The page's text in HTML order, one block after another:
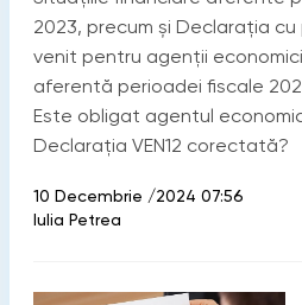
2023, precum și Declarația
venit pentru agenţii economici
aferentă perioadei fiscale
Este obligat agentul
Declarația VEN12 corectată?
10 Decembrie /2024 07:56
Iulia Petrea